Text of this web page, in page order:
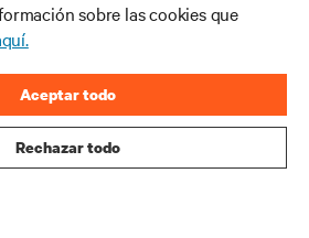
AHORA
sobre las cookies que
Rechazar todo
Aceptar todo